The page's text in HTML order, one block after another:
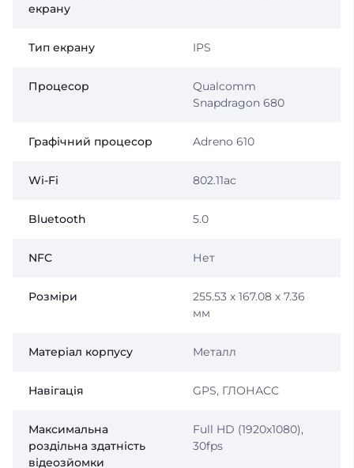
екрану
Тип екрану IPS
Процесор
Qualcomm
Snapdragon 680
Графічний процесор Adreno 610
Wi-Fi 802.11ac
Bluetooth 5.0
NFC Нет
Розміри
255.53 х 167.08 х 7.36
мм
Матеріал корпусу Металл
Навігація GPS, ГЛОНАСС
Максимальна
роздільна здатність
відеозйомки
Full HD (1920x1080),
30fps